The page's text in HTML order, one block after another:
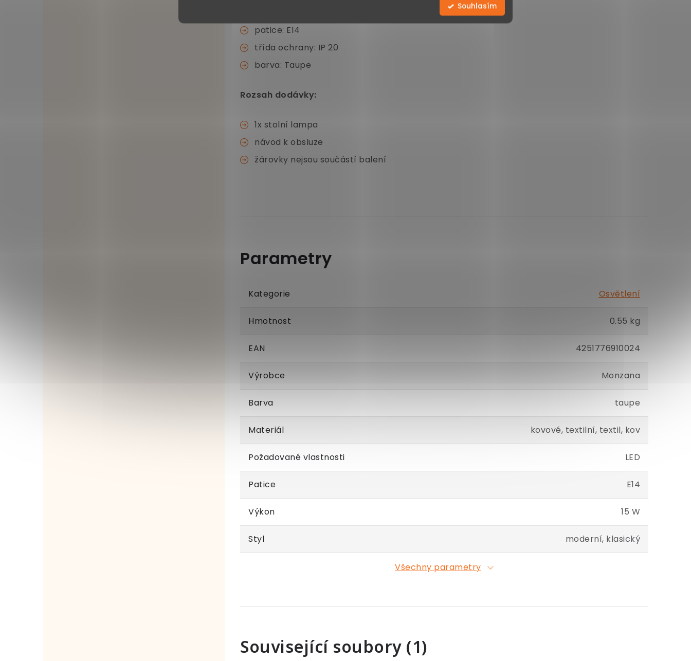
Souhlasím
patice: E14
třída ochrany: IP 20
barva: Taupe
Rozsah dodávky:
1x stolní lampa
návod k obsluze
žárovky nejsou součástí balení
Kategorie Osvětlení
Hmotnost 0.55 kg
EAN 4251776910024
Výrobce Monzana
Barva taupe
Materiál kovové, textilní, textil, kov
Požadované vlastnosti LED
Patice E14
Výkon 15 W
Styl moderní, klasický
Všechny parametry
Související soubory (1)